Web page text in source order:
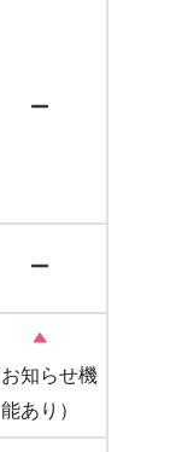
お知らせ機
能あり）